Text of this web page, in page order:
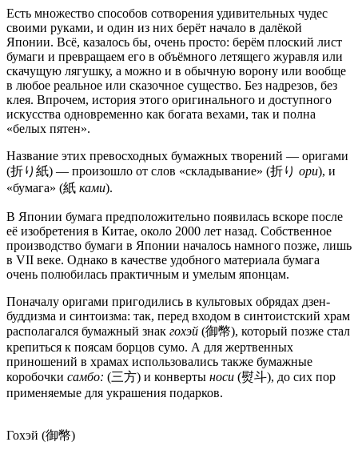
Есть множество способов сотворения удивительных чудес
своими руками, и один из них берёт начало в далёкой
Японии. Всё, казалось бы, очень просто: берём плоский лист
бумаги и превращаем его в объёмного летящего журавля или
скачущую лягушку, а можно и в обычную ворону или вообще
в любое реальное или сказочное существо. Без надрезов, без
клея. Впрочем, история этого оригинального и доступного
искусства одновременно как богата вехами, так и полна
«белых пятен».
Название этих превосходных бумажных творений — оригами
(折り紙) — произошло от слов «складывание» (折り ори), и
«бумага» (紙 ками).
В Японии бумага предположительно появилась вскоре после
её изобретения в Китае, около 2000 лет назад. Собственное
производство бумаги в Японии началось намного позже, лишь
в VII веке. Однако в качестве удобного материала бумага
очень полюбилась практичным и умелым японцам.
Поначалу оригами пригодились в культовых обрядах дзен-
буддизма и синтоизма: так, перед входом в синтоистский храм
располагался бумажный знак гохэй (御幣), который позже стал
крепиться к поясам борцов сумо. А для жертвенных
приношений в храмах использовались также бумажные
коробочки самбо: (三方) и конверты носи (熨斗), до сих пор
применяемые для украшения подарков.
Гохэй (御幣)